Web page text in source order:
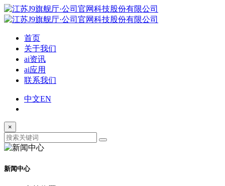
首页
关于我们
ai资讯
ai应用
联系我们
中文EN
×
新闻中心